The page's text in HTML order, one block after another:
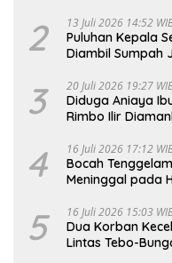
2 13 Juli 2026 14:52
Puluhan Kepala
Diambil Sumpah
3 20 Juli 2026 19:27
Diduga Aniaya
Rimbo Ilir
4 16 Juli 2026 17:12
Bocah
Meninggal pada
5 16 Juli 2026 15:03
Dua Korban
Lintas Tebo-